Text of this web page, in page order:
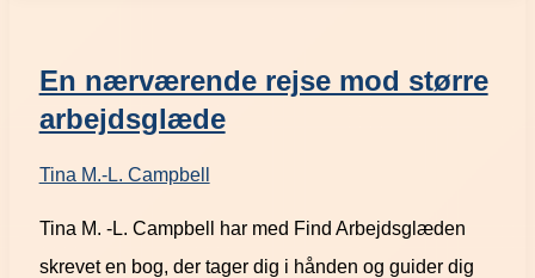
En nærværende rejse mod større
arbejdsglæde
Tina M.-L. Campbell
Tina M. -L. Campbell har med Find Arbejdsglæden
skrevet en bog, der tager dig i hånden og guider dig